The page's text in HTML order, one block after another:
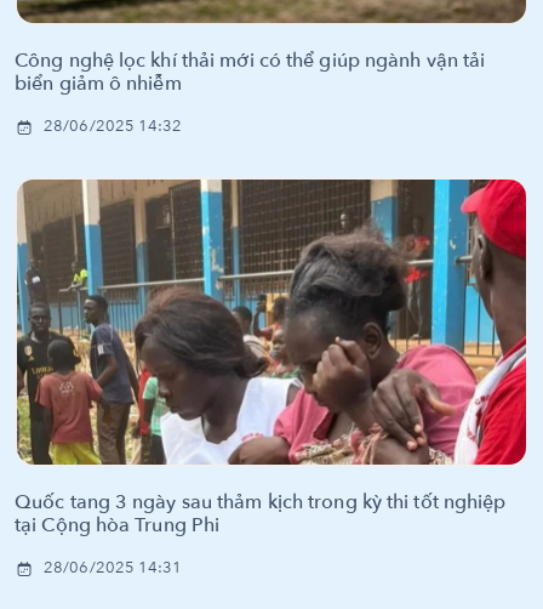
Công nghệ lọc khí thải mới có thể giúp ngành vận tải
biển giảm ô nhiễm
28/06/2025 14:32
Quốc tang 3 ngày sau thảm kịch trong kỳ thi tốt nghiệp
tại Cộng hòa Trung Phi
28/06/2025 14:31